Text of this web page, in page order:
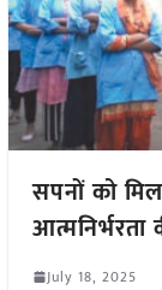
सपनों को
July 18, 2025